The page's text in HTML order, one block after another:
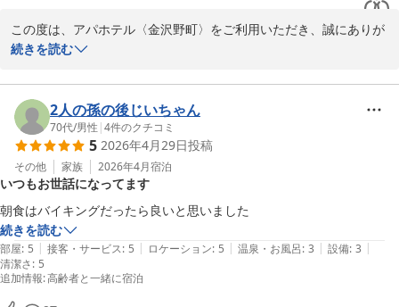
この度は、アパホテル〈金沢野町〉をご利用いただき、誠にありが
とうございます。
申し上げます。
お部屋の清潔さやベッドの寝心地につきまして、ご満足いただけた
ご様子が伺え、大変光栄に存じます。
また、駐車場につきましてもお役に立てたようで安心いたしまし
た。
今後も快適にお過ごしいただける空間づくりと、よりご満足いただ
けるサービスの提供に努めてまいります。
お忙しい中、ご滞在のご感想をお寄せいただき、ありがとうござい
続きを読む
2人の孫の後じいちゃん
70代/男性 |4件のクチコミ
5 2026年4月29日投稿
その他 家族 2026年4月宿泊
いつもお世話になってます
続きを読む
部屋: 5 | 接客・サービス: 5 | ロケーション: 5 | 温泉・お風呂: 3 | 設備: 3 |
清潔さ: 5
追加情報:高齢者と一緒に宿泊